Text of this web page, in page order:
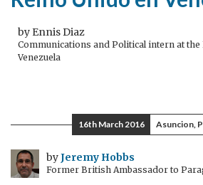
by Ennis Diaz
Communications and Political intern at
Venezuela
16th March 2016 Asuncion,
byJeremy Hobbs
Former British Ambassador to